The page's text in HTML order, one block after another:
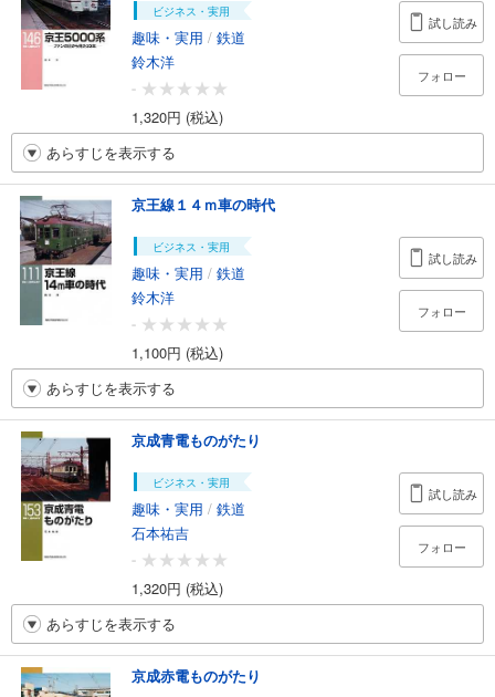
ビジネス・実用
趣味・実用 / 鉄道
鈴木洋
-
1,320円 (税込)
試し読み
フォロー
あらすじを表示する
京王線１４ｍ車の時代
ビジネス・実用
趣味・実用 / 鉄道
鈴木洋
-
1,100円 (税込)
試し読み
フォロー
あらすじを表示する
京成青電ものがたり
ビジネス・実用
趣味・実用 / 鉄道
石本祐吉
-
1,320円 (税込)
試し読み
フォロー
あらすじを表示する
京成赤電ものがたり